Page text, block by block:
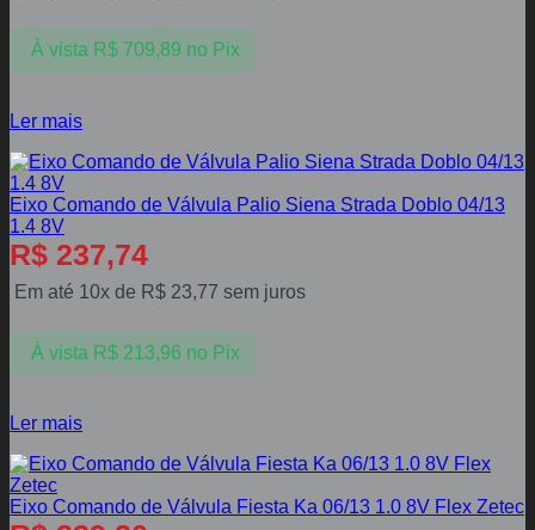
À vista R$709,89 no Pix
Ler mais
Eixo Comando de Válvula Palio Siena Strada Doblo 04/13
1.4 8V
R$ 237,74
Em até 10x de R$ 23,77 sem juros
À vista R$213,96 no Pix
Ler mais
Eixo Comando de Válvula Fiesta Ka 06/13 1.0 8V Flex Zetec